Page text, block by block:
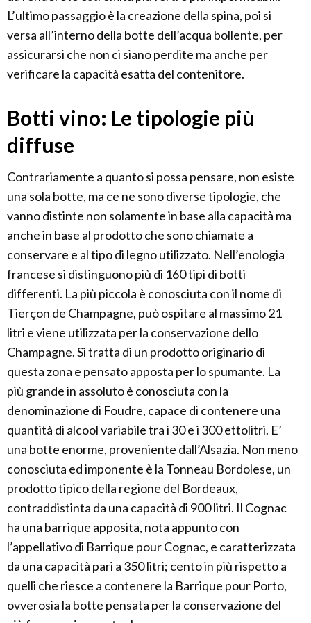
L’ultimo passaggio è la creazione della spina, poi si
versa all’interno della botte dell’acqua bollente, per
assicurarsi che non ci siano perdite ma anche per
verificare la capacità esatta del contenitore.
Botti vino: Le tipologie più
diffuse
Contrariamente a quanto si possa pensare, non esiste
una sola botte, ma ce ne sono diverse tipologie, che
vanno distinte non solamente in base alla capacità ma
anche in base al prodotto che sono chiamate a
conservare e al tipo di legno utilizzato. Nell’enologia
francese si distinguono più di 160 tipi di botti
differenti. La più piccola è conosciuta con il nome di
Tierçon de Champagne, può ospitare al massimo 21
litri e viene utilizzata per la conservazione dello
Champagne. Si tratta di un prodotto originario di
questa zona e pensato apposta per lo spumante. La
più grande in assoluto è conosciuta con la
denominazione di Foudre, capace di contenere una
quantità di alcool variabile tra i 30 e i 300 ettolitri. E’
una botte enorme, proveniente dall’Alsazia. Non meno
conosciuta ed imponente è la Tonneau Bordolese, un
prodotto tipico della regione del Bordeaux,
contraddistinta da una capacità di 900 litri. Il Cognac
ha una barrique apposita, nota appunto con
l’appellativo di Barrique pour Cognac, e caratterizzata
da una capacità pari a 350 litri; cento in più rispetto a
quelli che riesce a contenere la Barrique pour Porto,
ovverosia la botte pensata per la conservazione del